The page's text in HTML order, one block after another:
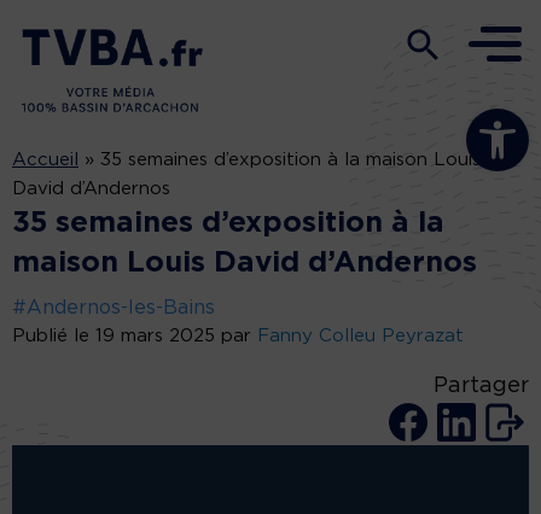
Ouvrir la
Accueil » 35 semaines d’exposition à la maison Louis
David d’Andernos
35 semaines d’exposition à la
maison Louis David d’Andernos
#Andernos-les-Bains
Publié le 19 mars 2025 par Fanny Colleu Peyrazat
Partager